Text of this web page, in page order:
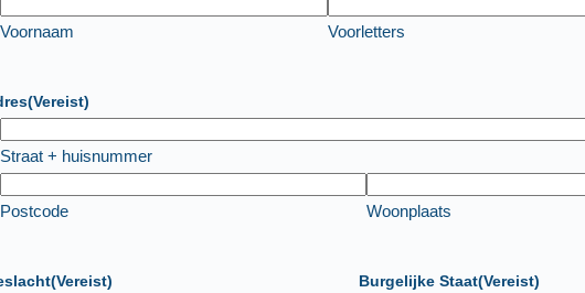
Voornaam Voorletters
(Vereist)
Straat + huisnummer
Postcode Woonplaats
(Vereist) Burgelijke Staat(Vereist)